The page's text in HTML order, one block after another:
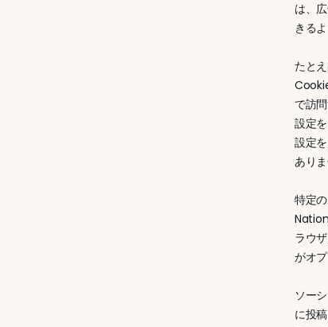
は、
きる
たと
で訪
設定
設定
ありま
特定
ラウ
がオ
ソー
に投